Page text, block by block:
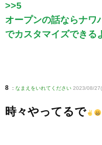
>>5
オープンの話ならナワ
でカスタマイズできる
8 : なまえをいれてください 2023/08/
時々やってるで